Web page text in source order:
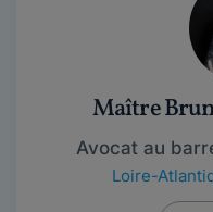
Maître
Avocat au
Loire-